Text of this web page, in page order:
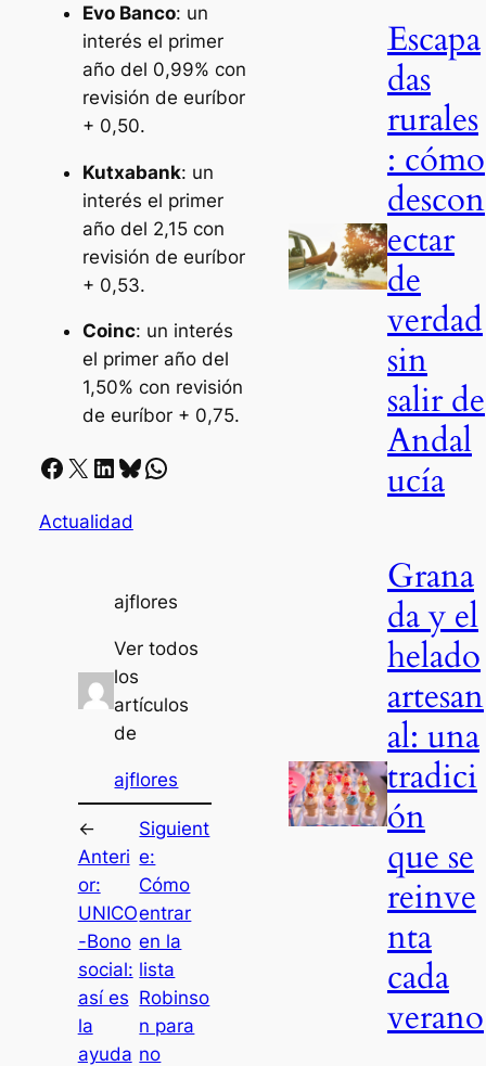
Evo Banco: un
interés el primer
año del 0,99% con
revisión de euríbor
+ 0,50.
Kutxabank: un
interés el primer
año del 2,15 con
revisión de euríbor
+ 0,53.
Coinc: un interés
el primer año del
1,50% con revisión
de euríbor + 0,75.
Facebook X LinkedIn Bluesky Whatsapp
Actualidad
ajflores
Ver todos
los
artículos
de
ajflores
←
Anteri
or:
UNICO
-Bono
social:
así es
la
ayuda
Siguient
e:
Cómo
entrar
en la
lista
Robinso
n para
no
Escapa
das
rurales
: cómo
descon
ectar
de
verdad
sin
salir de
Andal
ucía
Grana
da y el
helado
artesan
al: una
tradici
ón
que se
reinve
nta
cada
verano